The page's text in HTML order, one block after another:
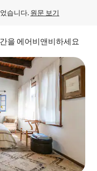
습니다. 원문 보기
을 에어비앤비하세요